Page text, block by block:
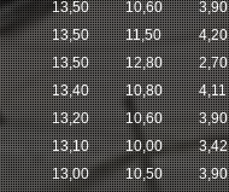
13,50 10,60 3,90
13,50 11,50 4,20
13,50 12,80 2,70
13,40 10,80 4,11
13,20 10,60 3,90
13,10 10,00 3,42
13,00 10,50 3,90